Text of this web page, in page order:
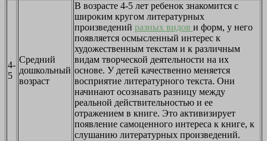
4-
5
Средний
дошкольный
возраст
В возрасте 4-5 лет ребенок знакомится с
широким кругом лите­ратурных
произведений разных видов и форм, у него
появляется осмысленный интерес к
художественным текстам и к различным
видам творческой деятельности на их
основе. У детей качественно меняется
восприятие литературного текста. Они
начинают осознавать разницу между
реальной действительностью и ее
отражением в книге. Это активизирует
появление самоценного интереса к книге, к
слушанию литературных произведений.